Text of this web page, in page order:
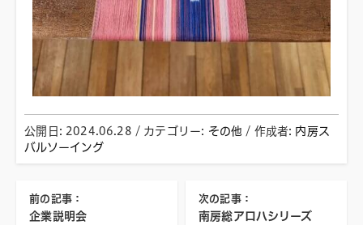
公開日: 2024.06.28 / カテゴリー: その他 / 作成者: 内房ス
バルソーイング
前の記事：
企業説明会
次の記事：
南房総アロハシリーズ